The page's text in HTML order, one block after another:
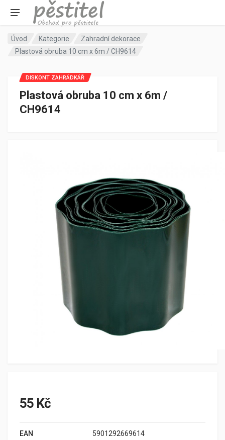
Úvod Kategorie
Zahradní dekorace
Plastová obruba 10 cm x 6m / CH9614
Plastová obruba 10 cm x 6m /
CH9614
DISKONT ZAHRÁDKÁŘ
55 Kč
EAN
5901292669614